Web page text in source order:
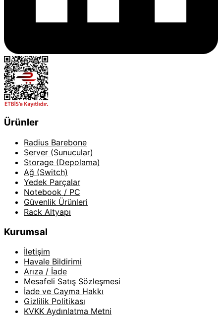
Ürünler
Radius Barebone
Server (Sunucular)
Storage (Depolama)
Ağ (Switch)
Yedek Parçalar
Notebook / PC
Güvenlik Ürünleri
Rack Altyapı
Kurumsal
İletişim
Havale Bildirimi
Arıza / İade
Mesafeli Satış Sözleşmesi
İade ve Cayma Hakkı
Gizlilik Politikası
KVKK Aydınlatma Metni